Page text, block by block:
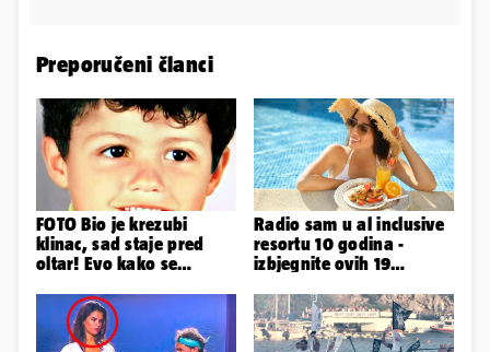
Preporučeni članci
FOTO Bio je krezubi
klinac, sad staje pred
oltar! Evo kako se
najvećih...
Radio sam u al inclusive
resortu 10 godina -
izbjegnite ovih 19
odmor